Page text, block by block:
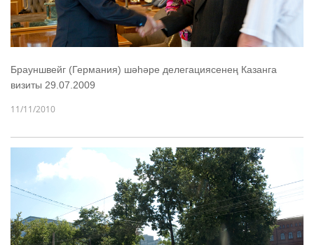
Брауншвейг (Германия) шәһәре делегациясенең Казанга
визиты 29.07.2009
11/11/2010